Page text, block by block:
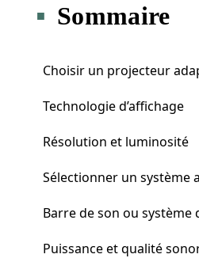
Sommaire
Choisir un projecteur
Technologie d’affichage
Résolution et luminosité
Sélectionner un système
Barre de son ou système
Puissance et qualité